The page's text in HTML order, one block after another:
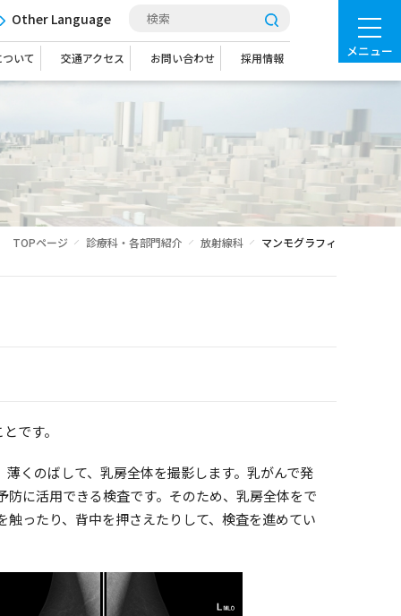
メニュー
Other Language
いて 交通アクセス お問い合わせ 採用情報
TOPページ 診療科・各部門紹介 放射線科 マンモグラフィ
です。
くのばして、乳房全体を撮影します。乳がんで発
に活用できる検査です。そのため、乳房全体をで
ったり、背中を押さえたりして、検査を進めてい